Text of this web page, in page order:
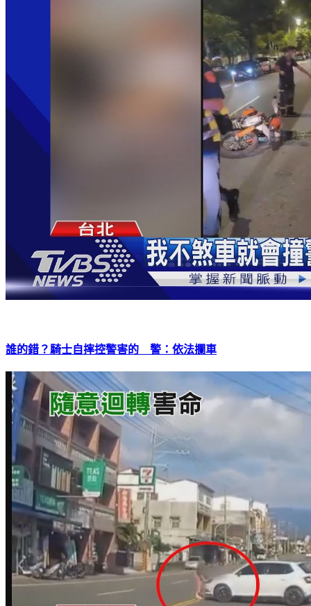
誰的錯？騎士自摔控警害的 警：依法攔車